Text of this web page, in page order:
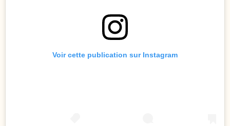
Voir cette publication sur Instagram